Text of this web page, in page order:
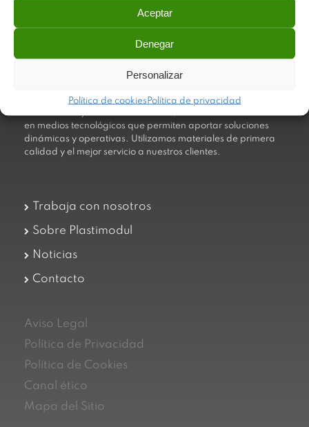
Aceptar
Denegar
Personalizar
Política de cookies Política de privacidad
Plastimodul tiene como objetivo ofrecer productos
en medios tecnológicos que permiten aportar soluciones
dinámicas y operativas. Utilizamos materiales de primera
calidad y el mejor servicio a nuestros clientes.
Trabaja con nosotros
Sobre Plastimodul
Noticias
Contacto
Aviso Legal
Política de Privacidad
Política de Cookies
Canal ético
Mapa del Sitio